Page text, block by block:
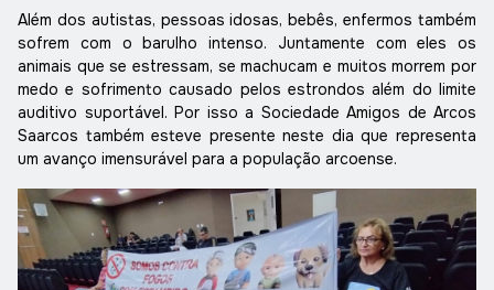
Além dos autistas, pessoas idosas, bebês, enfermos também
sofrem com o barulho intenso. Juntamente com eles os
animais que se estressam, se machucam e muitos morrem por
medo e sofrimento causado pelos estrondos além do limite
auditivo suportável. Por isso a Sociedade Amigos de Arcos
Saarcos também esteve presente neste dia que representa
um avanço imensurável para a população arcoense.